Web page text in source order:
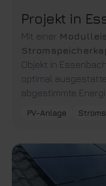
Projekt in
Mit einer
Objekt in
optimal
abgestimmte
PV-Anlage